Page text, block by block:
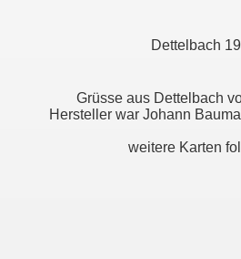
Dettelbach
Grüsse aus Dettelbach
Hersteller war Johann
weitere Karten